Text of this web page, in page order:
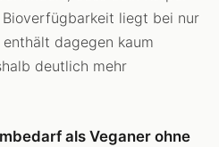
liegt bei nur
dagegen kaum
deutlich mehr
als Veganer ohne